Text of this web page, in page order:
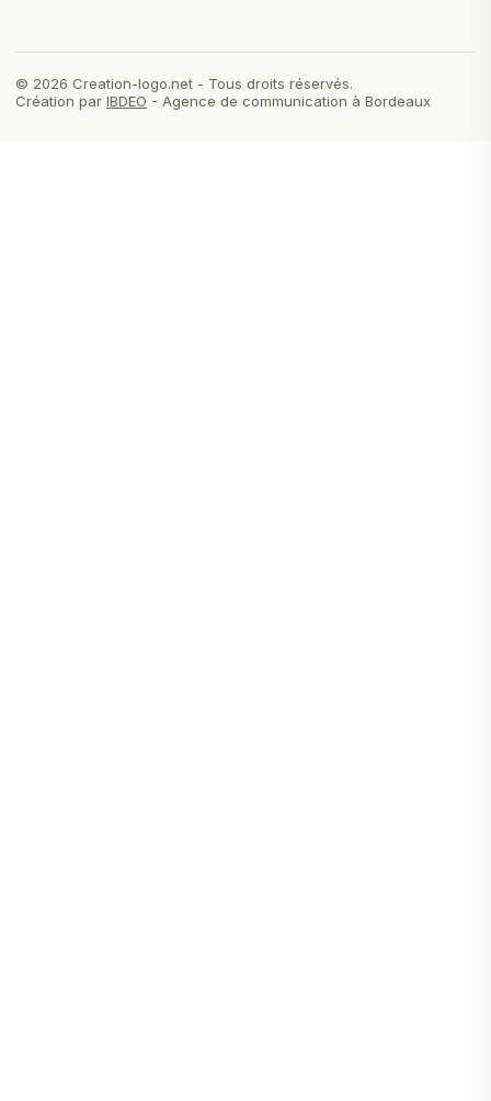
© 2026 Creation-logo.net - Tous droits réservés.
Création par IBDEO - Agence de communication à Bordeaux